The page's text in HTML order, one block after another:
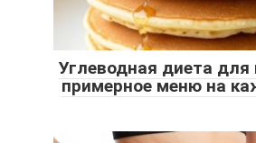
Углеводная диета для
примерное меню на